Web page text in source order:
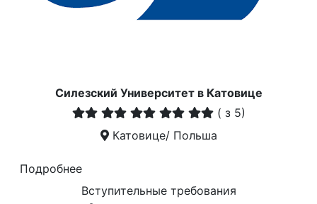
Силезский Университет в Катовице
( з 5)
Катовице/ Польша
Подробнее
Вступительные требования